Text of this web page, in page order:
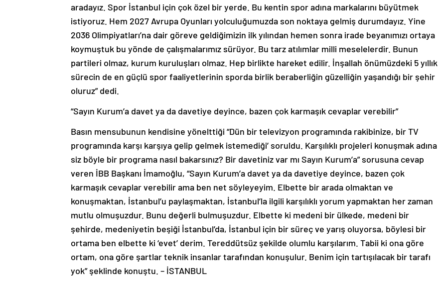
aradayız. Spor İstanbul için çok özel bir yerde. Bu kentin spor adına markalarını büyütmek
istiyoruz. Hem 2027 Avrupa Oyunları yolculuğumuzda son noktaya gelmiş durumdayız. Yine
2036 Olimpiyatları’na dair göreve geldiğimizin ilk yılından hemen sonra irade beyanımızı ortaya
koymuştuk bu yönde de çalışmalarımız sürüyor. Bu tarz atılımlar milli meselelerdir. Bunun
partileri olmaz, kurum kuruluşları olmaz. Hep birlikte hareket edilir. İnşallah önümüzdeki 5 yıllık
sürecin de en güçlü spor faaliyetlerinin sporda birlik beraberliğin güzelliğin yaşandığı bir şehir
oluruz” dedi.
“Sayın Kurum’a davet ya da davetiye deyince, bazen çok karmaşık cevaplar verebilir”
Basın mensubunun kendisine yönelttiği “Dün bir televizyon programında rakibinize, bir TV
programında karşı karşıya gelip gelmek istemediği’ soruldu. Karşılıklı projeleri konuşmak adına
siz böyle bir programa nasıl bakarsınız? Bir davetiniz var mı Sayın Kurum’a” sorusuna cevap
veren İBB Başkanı İmamoğlu, “Sayın Kurum’a davet ya da davetiye deyince, bazen çok
karmaşık cevaplar verebilir ama ben net söyleyeyim. Elbette bir arada olmaktan ve
konuşmaktan, İstanbul’u paylaşmaktan, İstanbul’la ilgili karşılıklı yorum yapmaktan her zaman
mutlu olmuşuzdur. Bunu değerli bulmuşuzdur. Elbette ki medeni bir ülkede, medeni bir
şehirde, medeniyetin beşiği İstanbul’da, İstanbul için bir süreç ve yarış oluyorsa, böylesi bir
ortama ben elbette ki ‘evet’ derim. Tereddütsüz şekilde olumlu karşılarım. Tabii ki ona göre
ortam, ona göre şartlar teknik insanlar tarafından konuşulur. Benim için tartışılacak bir tarafı
yok” şeklinde konuştu. – İSTANBUL